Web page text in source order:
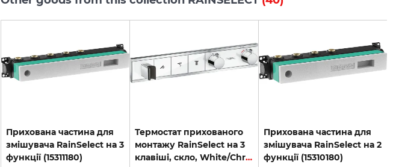
Прихована частина для
змішувача RainSelect на 3
функції (15311180)
Термостат прихованого
монтажу RainSelect на 3
клавіші, скло, White/Chrome (15356400)
Прихована частина для
змішувача RainSelect на 2
функції (15310180)